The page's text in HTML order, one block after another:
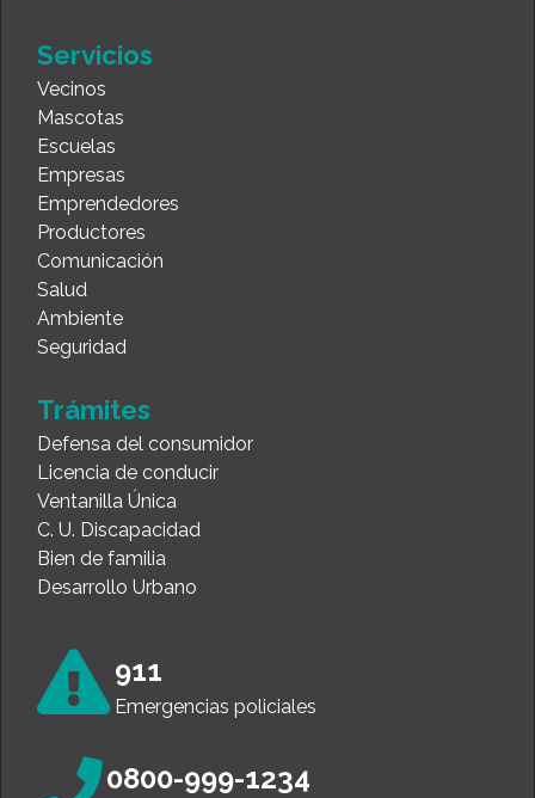
Servicios
Vecinos
Mascotas
Escuelas
Empresas
Emprendedores
Productores
Comunicación
Salud
Ambiente
Seguridad
Trámites
Defensa del consumidor
Licencia de conducir
Ventanilla Única
C. U. Discapacidad
Bien de familia
Desarrollo Urbano
911
Emergencias policiales
0800-999-1234